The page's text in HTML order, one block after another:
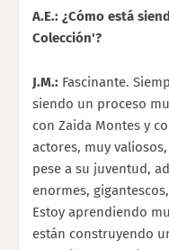
A.E.: ¿Cómo está
Colección'?
J.M.: Fascinante.
siendo un proceso
con Zaida Montes y
actores, muy
pese a su juventud,
enormes,
Estoy aprendiendo
están construyendo